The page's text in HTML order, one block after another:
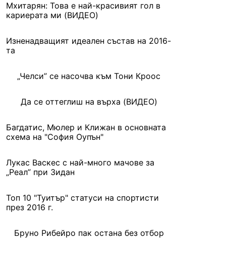
Мхитарян: Това е най-красивият гол в
кариерата ми (ВИДЕО)
Изненадващият идеален състав на 2016-
та
„Челси” се насочва към Тони Кроос
Да се оттеглиш на върха (ВИДЕО)
Багдатис, Мюлер и Клижан в основната
схема на "София Оупън"
Лукас Васкес с най-много мачове за
„Реал” при Зидан
Топ 10 "Туитър" статуси на спортисти
през 2016 г.
Бруно Рибейро пак остана без отбор